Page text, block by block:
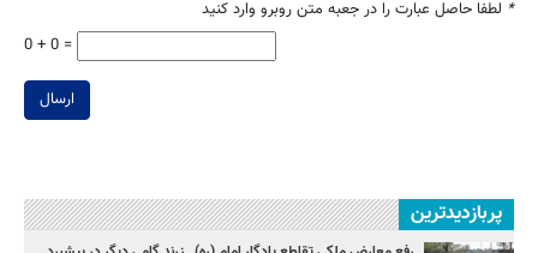
* لطفا حاصل عبارت را در جعبه متن روبرو وارد کنید
0 + 0 =
ارسال
پربازدیدترین